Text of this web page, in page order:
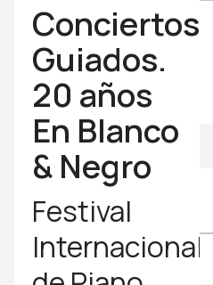
Conciertos
Guiados.
20 años
En Blanco
& Negro
Festival
Internacional